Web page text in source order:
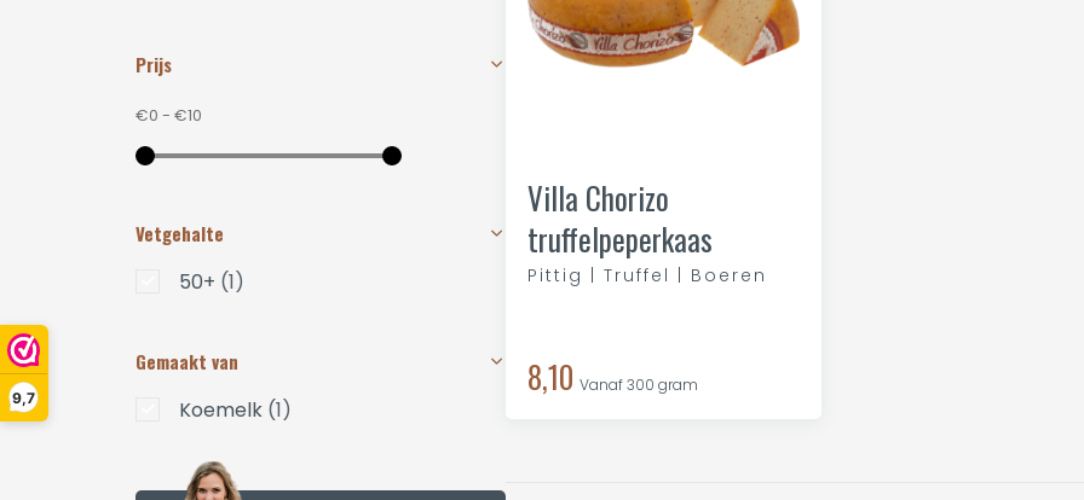
9,7
Villa Chorizo
truffelpeperkaas
Pittig | Truffel | Boeren
8,10 Vanaf 300 gram
Prijs
€0 - €10
Vetgehalte
50+ (1)
Gemaakt van
Koemelk (1)